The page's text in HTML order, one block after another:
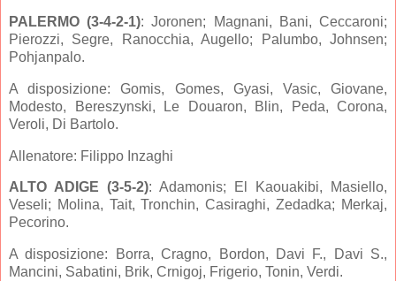
PALERMO (3-4-2-1): Joronen; Magnani, Bani, Ceccaroni;
Pierozzi, Segre, Ranocchia, Augello; Palumbo, Johnsen;
Pohjanpalo.
A disposizione: Gomis, Gomes, Gyasi, Vasic, Giovane,
Modesto, Bereszynski, Le Douaron, Blin, Peda, Corona,
Veroli, Di Bartolo.
Allenatore: Filippo Inzaghi
ALTO ADIGE (3-5-2): Adamonis; El Kaouakibi, Masiello,
Veseli; Molina, Tait, Tronchin, Casiraghi, Zedadka; Merkaj,
Pecorino.
A disposizione: Borra, Cragno, Bordon, Davi F., Davi S.,
Mancini, Sabatini, Brik, Crnigoj, Frigerio, Tonin, Verdi.